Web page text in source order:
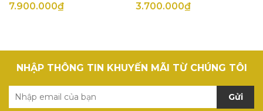
7.900.000₫ 3.700.000₫
NHẬP THÔNG TIN KHUYẾN MÃI TỪ CHÚNG TÔI
Gửi